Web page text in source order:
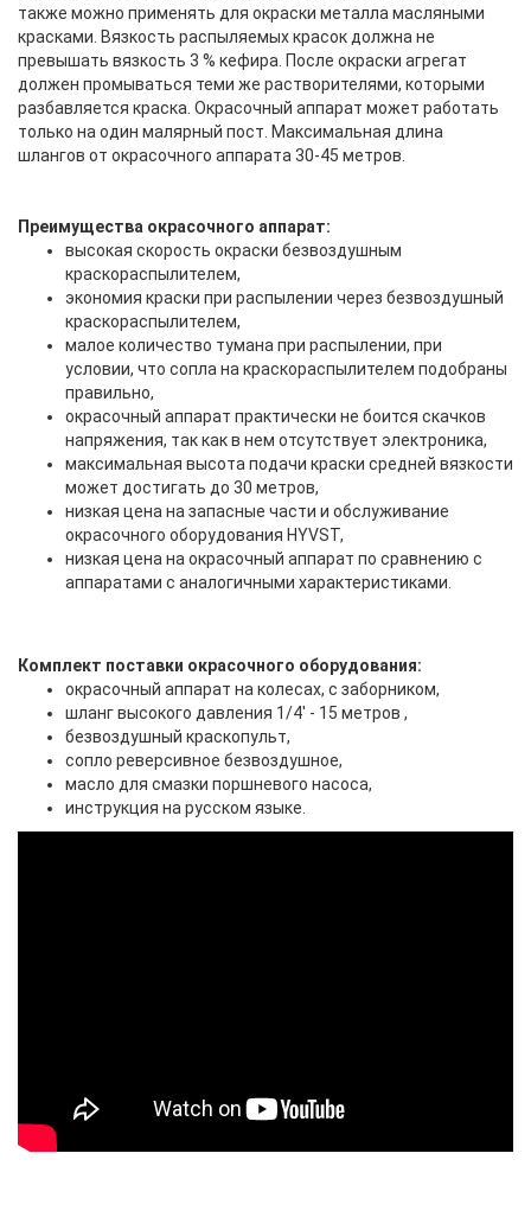
также можно применять для окраски металла масляными
красками. Вязкость распыляемых красок должна не
превышать вязкость 3 % кефира. После окраски агрегат
должен промываться теми же растворителями, которыми
разбавляется краска. Окрасочный аппарат может работать
только на один малярный пост. Максимальная длина
шлангов от окрасочного аппарата 30-45 метров.
Преимущества окрасочного аппарат:
высокая скорость окраски безвоздушным
краскораспылителем,
экономия краски при распылении через безвоздушный
краскораспылителем,
малое количество тумана при распылении, при
условии, что сопла на краскораспылителем подобраны
правильно,
окрасочный аппарат практически не боится скачков
напряжения, так как в нем отсутствует электроника,
максимальная высота подачи краски средней вязкости
может достигать до 30 метров,
низкая цена на запасные части и обслуживание
окрасочного оборудования HYVST,
низкая цена на окрасочный аппарат по сравнению с
аппаратами с аналогичными характеристиками.
Комплект поставки окрасочного оборудования:
окрасочный аппарат на колесах, с заборником,
шланг высокого давления 1/4' - 15 метров ,
безвоздушный краскопульт,
сопло реверсивное безвоздушное,
масло для смазки поршневого насоса,
инструкция на русском языке.